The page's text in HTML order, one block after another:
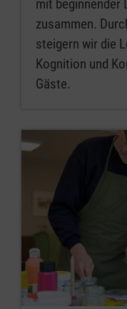
mit beginnender
zusammen.
steigern wir die
Kognition und
Gäste.